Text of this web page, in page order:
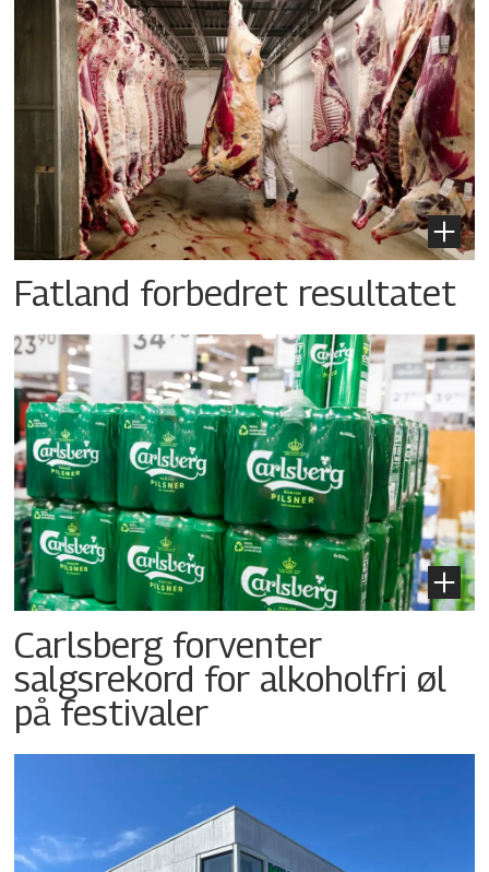
Fatland forbedret resultatet
Carlsberg forventer
salgsrekord for alkoholfri øl
på festivaler